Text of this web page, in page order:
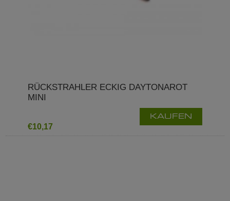
RÜCKSTRAHLER ECKIG DAYTONAROT
MINI
€10,17
KAUFEN